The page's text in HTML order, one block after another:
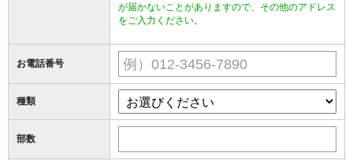
が届かないことがありますので、その他のアドレス
をご入力ください。
お電話番号
種類
部数